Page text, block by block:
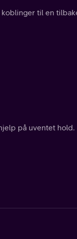
til en
på uventet hold.